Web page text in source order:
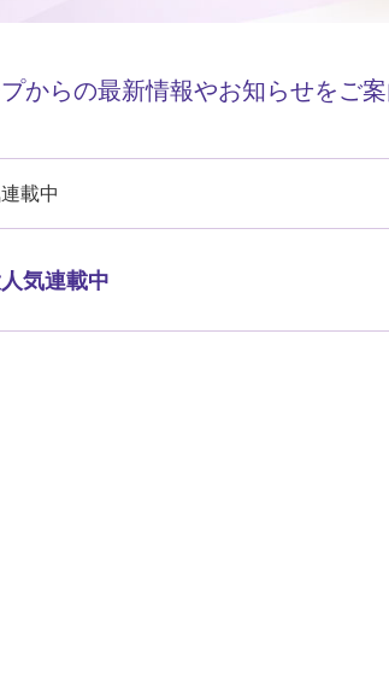
からの最新情報やお知らせをご
載中
気連載中